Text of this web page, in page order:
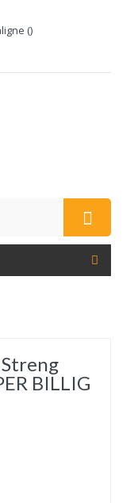
()
BILLIG